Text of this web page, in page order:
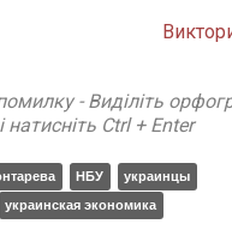
- Виділіть
Ctrl + Enter
НБУ
украинцы
украинская экономика